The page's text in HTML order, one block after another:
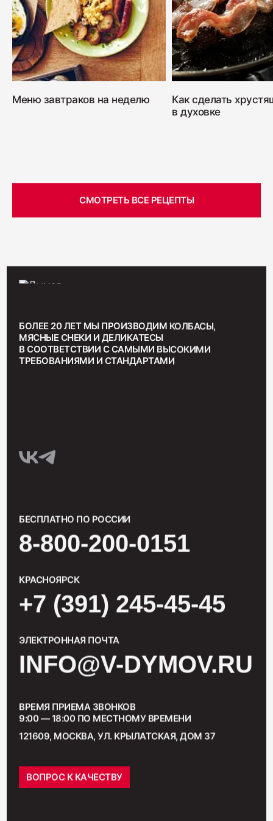
400
Салями "Венская"
330
Меню завтраков на неделю
Как сделать
в духовке
СМОТРЕТЬ ВСЕ РЕЦЕПТЫ
БОЛЕЕ 20 ЛЕТ МЫ ПРОИЗВОДИМ КОЛБАСЫ,
МЯСНЫЕ СНЕКИ И ДЕЛИКАТЕСЫ
В СООТВЕТСТВИИ С САМЫМИ ВЫСОКИМИ
ТРЕБОВАНИЯМИ И СТАНДАРТАМИ
БЕСПЛАТНО ПО РОССИИ
8-800-200-0151
КРАСНОЯРСК
+7 (391) 245-45-45
ЭЛЕКТРОННАЯ ПОЧТА
INFO@V-DYMOV.RU
ВРЕМЯ ПРИЕМА ЗВОНКОВ
9:00 — 18:00 ПО МЕСТНОМУ ВРЕМЕНИ
121609, МОСКВА, УЛ. КРЫЛАТСКАЯ, ДОМ 37
ВОПРОС К КАЧЕСТВУ